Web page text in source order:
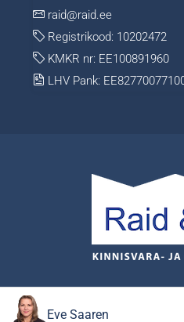
Eve Saaren
raid@raid.ee
Registrikood: 10202472
KMKR nr: EE100891960
LHV Pank:
© Autoriõigused